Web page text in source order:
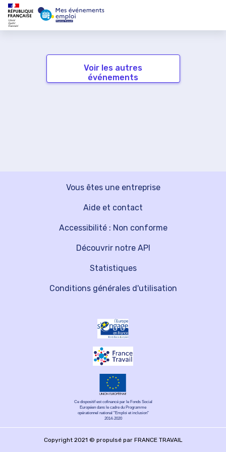
Voir les autres
événements
Vous êtes une entreprise
Découvrir notre API
Aide et contact
Statistiques
Accessibilité : Non conforme
Conditions générales d'utilisation
Ce dispositif est cofinancé par le Fonds Social
Européen dans le cadre du Programme
opérationnel national "Emploi et inclusion"
2014-2020
Copyright 2021 © propulsé par FRANCE TRAVAIL